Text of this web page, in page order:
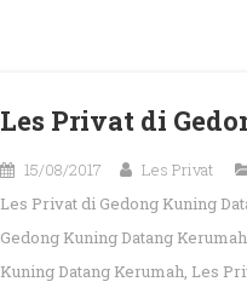
Les Privat di
15/08/2017 Les Privat
Les Privat di Gedong Kuning
Gedong Kuning Datang Kerumah
Kuning Datang Kerumah, Les